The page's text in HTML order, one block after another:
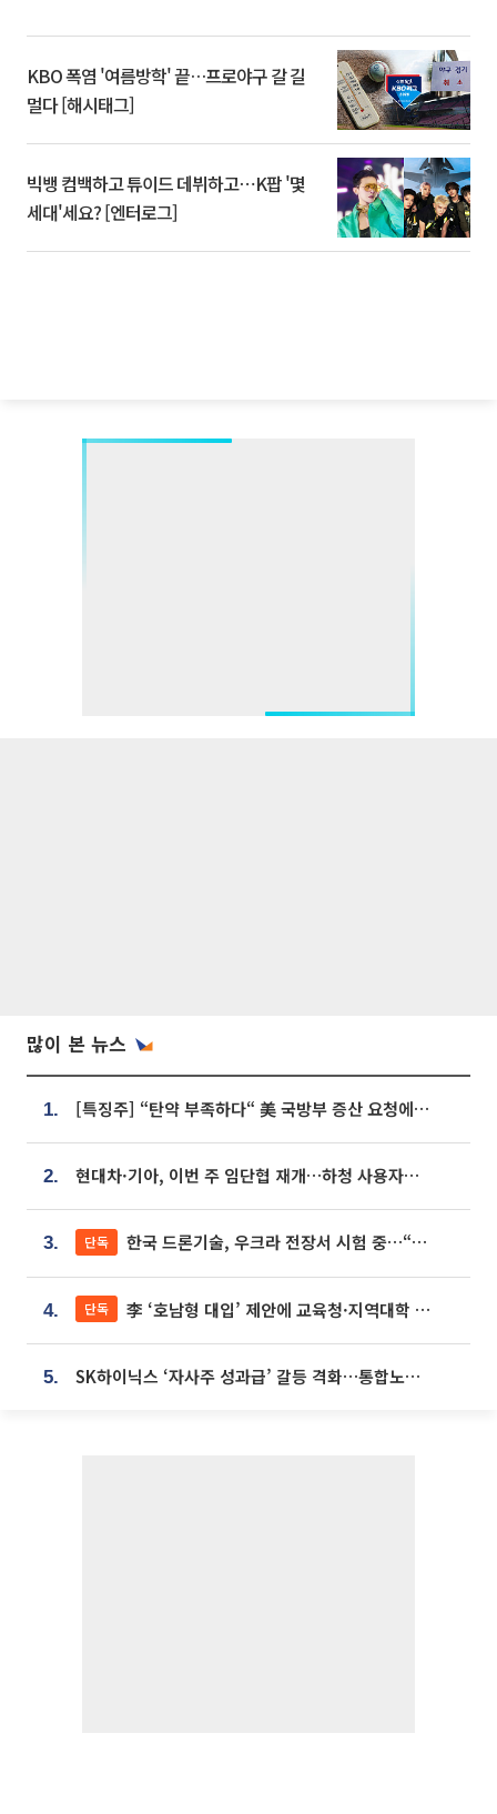
KBO 폭염 '여름방학' 끝…프로야구 갈 길
멀다 [해시태그]
빅뱅 컴백하고 튜이드 데뷔하고⋯K팝 '몇
세대'세요? [엔터로그]
많이 본 뉴스
1. [특징주] “탄약 부족하다“ 美 국방부 증산 요청에⋯국내 방산주 급등세
2. 현대차·기아, 이번 주 임단협 재개…하청 사용자성 재심도 ‘변수’
3. 단독 한국 드론기술, 우크라 전장서 시험 중…“스타트업 여러 곳 참여”
4. 단독 李 ‘호남형 대입’ 제안에 교육청·지역대학 서·논술형 입시 연계 '착수'
5. SK하이닉스 ‘자사주 성과급’ 갈등 격화…통합노조 출범 움직임